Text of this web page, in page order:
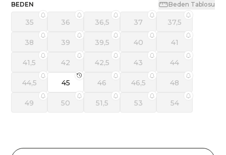
BEDEN Beden Tablosu
35 36 36,5 37 37,5
38 39 39,5 40 41
41,5 42 42,5 43 44
44,5 45 46 46,5 48
49 50 51,5 53 54